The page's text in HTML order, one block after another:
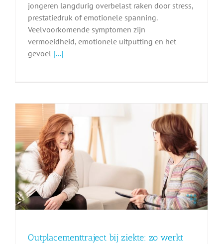
jongeren langdurig overbelast raken door stress,
prestatiedruk of emotionele spanning.
Veelvoorkomende symptomen zijn
vermoeidheid, emotionele uitputting en het
gevoel[...]
Outplacementtraject bij ziekte: zo werkt